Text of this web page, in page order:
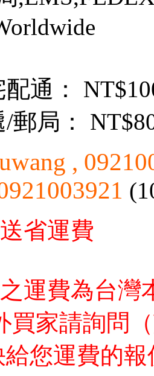
通：
郵局：
,
省運費
運費為台灣
買家請詢問
您運費的報